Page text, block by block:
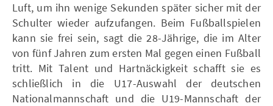
Luft, um ihn wenige Sekunden später sicher mit der
Schulter wieder aufzufangen. Beim Fußballspielen
kann sie frei sein, sagt die 28-Jährige, die im Alter
von fünf Jahren zum ersten Mal gegen einen Fußball
tritt. Mit Talent und Hartnäckigkeit schafft sie es
schließlich in die U17-Auswahl der deutschen
Nationalmannschaft und die U19-Mannschaft der